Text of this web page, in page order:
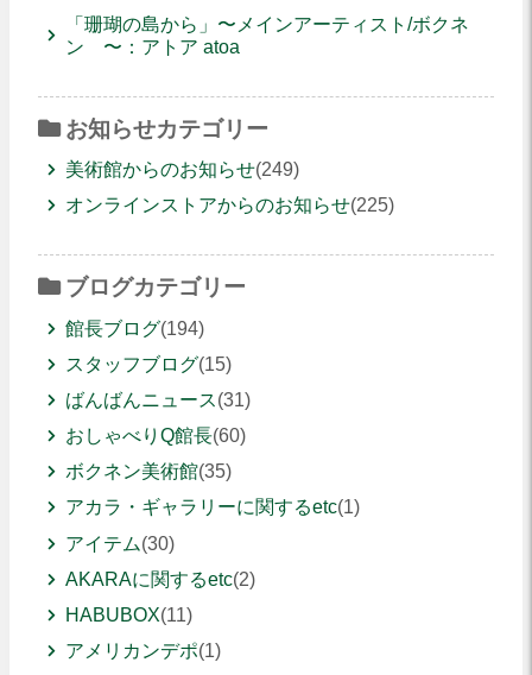
「珊瑚の島から」〜メインアーティスト/ボクネ
ン 〜：アトア atoa
お知らせカテゴリー
美術館からのお知らせ(249)
オンラインストアからのお知らせ(225)
ブログカテゴリー
館長ブログ(194)
スタッフブログ(15)
ばんばんニュース(31)
おしゃべりQ館長(60)
ボクネン美術館(35)
アカラ・ギャラリーに関するetc(1)
アイテム(30)
AKARAに関するetc(2)
HABUBOX(11)
アメリカンデポ(1)